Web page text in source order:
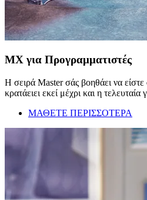
MX για Προγραμματιστές
Η σειρά Master σάς βοηθάει να
κρατάειει εκεί μέχρι και η
ΜΑΘΕΤΕ ΠΕΡΙΣΣΟΤΕΡΑ